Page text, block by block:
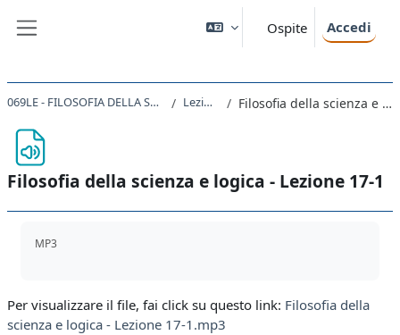
Ospite Accedi
069LE - FILOSOFIA DELLA SCIENZA E LOGICA 2019 Lezioni 16-20 Filosofia della scienza e logica - Lezione 17-1
Filosofia della scienza e logica - Lezione 17-1
MP3
Per visualizzare il file, fai click su questo link: Filosofia della
scienza e logica - Lezione 17-1.mp3